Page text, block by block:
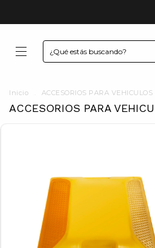
Inicio ACCESORIOS PARA VEHICULOS
ACCESORIOS PARA